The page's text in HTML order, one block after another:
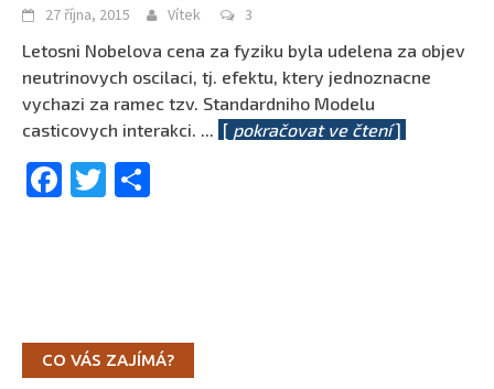
27 října, 2015 Vítek 3
Letosni Nobelova cena za fyziku byla udelena za objev
neutrinovych oscilaci, tj. efektu, ktery jednoznacne
vychazi za ramec tzv. Standardniho Modelu
casticovych interakci. ... [ pokračovat ve čtení]
Facebook
Twitter
CO VÁS ZAJÍMÁ?